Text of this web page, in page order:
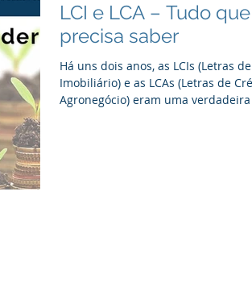
LCI e LCA – Tudo
precisa saber
Há uns dois anos, as LCIs (Letras
Imobiliário) e as LCAs (Letras de
Agronegócio) eram uma